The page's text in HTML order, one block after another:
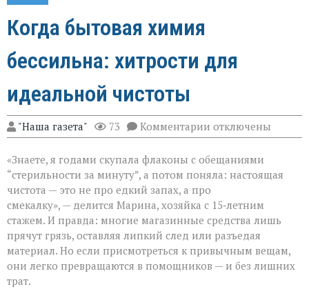
Когда бытовая химия
бессильна: хитрости для
идеальной чистоты
"Наша газета" 73 Комментарии к
записи
бытовая
химия
хитрости
для
идеальной
чистоты
отключены
«Знаете, я годами скупала флаконы с обещаниями
“стерильности за минуту”, а потом поняла: настоящая
чистота — это не про едкий запах, а про
смекалку», — делится Марина, хозяйка с 15‑летним
стажем. И правда: многие магазинные средства лишь
прячут грязь, оставляя липкий след или разъедая
материал. Но если присмотреться к привычным вещам,
они легко превращаются в помощников — и без лишних
трат.